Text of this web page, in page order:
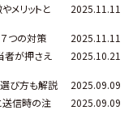
メリットと
2025.11.11
つの対策
2025.11.11
が押さえ
2025.10.21
選び方も解説
2025.09.09
送信時の注
2025.09.09